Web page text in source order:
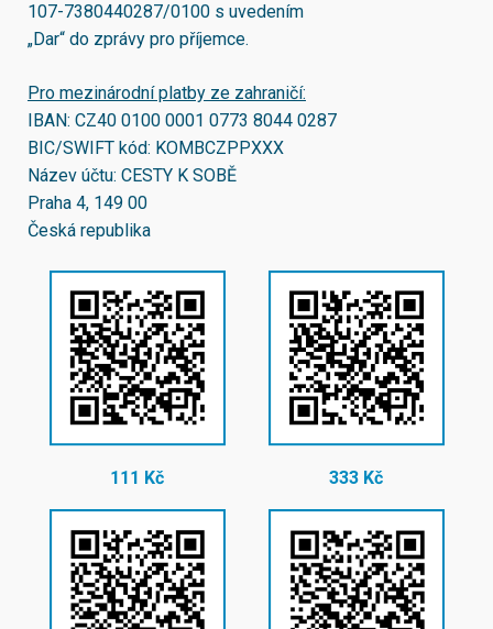
107-7380440287/0100 s uvedením
„Dar“ do zprávy pro příjemce.
Pro mezinárodní platby ze zahraničí:
IBAN: CZ40 0100 0001 0773 8044 0287
BIC/SWIFT kód: KOMBCZPPXXX
Název účtu: CESTY K SOBĚ
Praha 4, 149 00
Česká republika
111 Kč 333 Kč